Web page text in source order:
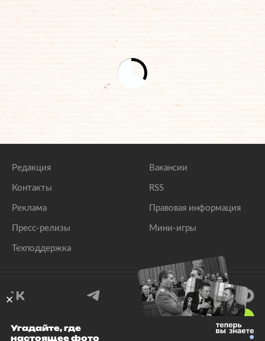
Редакция
Контакты
Реклама
Пресс-релизы
Техподдержка
Вакансии
RSS
Правовая информация
Мини-игры
© 1999–2026 Все права защищены.
Угадайте, где
настоящее фото